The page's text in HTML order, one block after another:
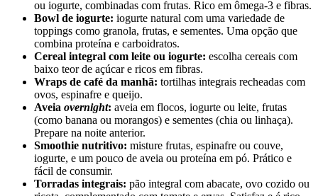
ou iogurte, combinadas com frutas. Rico em ômega-3 e fibras.
Bowl de iogurte: iogurte natural com uma variedade de
toppings como granola, frutas, e sementes. Uma opção que
combina proteína e carboidratos.
Cereal integral com leite ou iogurte: escolha cereais com
baixo teor de açúcar e ricos em fibras.
Wraps de café da manhã: tortilhas integrais recheadas com
ovos, espinafre e queijo.
Aveia overnight: aveia em flocos, iogurte ou leite, frutas
(como banana ou morangos) e sementes (chia ou linhaça).
Prepare na noite anterior.
Smoothie nutritivo: misture frutas, espinafre ou couve,
iogurte, e um pouco de aveia ou proteína em pó. Prático e
fácil de consumir.
Torradas integrais: pão integral com abacate, ovo cozido ou